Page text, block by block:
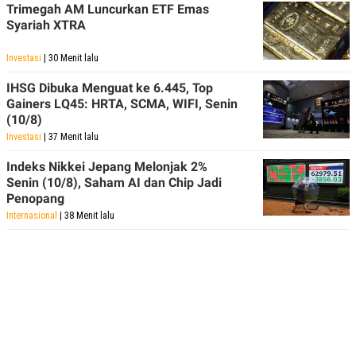
Trimegah AM Luncurkan ETF Emas
Syariah XTRA
Investasi | 30 Menit lalu
IHSG Dibuka Menguat ke 6.445, Top
Gainers LQ45: HRTA, SCMA, WIFI, Senin
(10/8)
Investasi | 37 Menit lalu
Indeks Nikkei Jepang Melonjak 2%
Senin (10/8), Saham AI dan Chip Jadi
Penopang
Internasional | 38 Menit lalu